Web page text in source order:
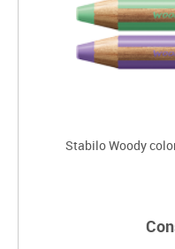
Stabilo Woody